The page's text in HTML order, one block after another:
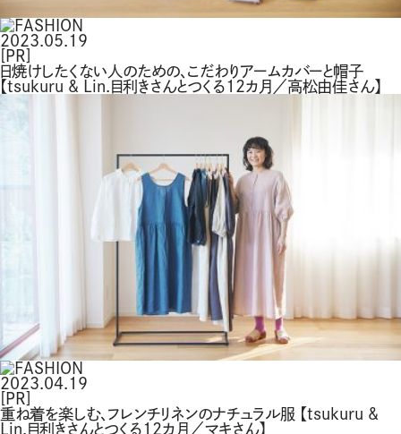
2023.05.19
[PR]
日焼けしたくない人のための、こだわりアームカバーと帽子
【tsukuru & Lin.目利きさんとつくる12カ月／高松由佳さん】
2023.04.19
[PR]
重ね着を楽しむ、フレンチリネンのナチュラル服 【tsukuru &
Lin.目利きさんとつくる12カ月／マキさん】